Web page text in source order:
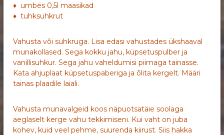
♦ umbes 0,5l maasikad
♦ tuhksuhkrut
Vahusta või suhkruga. Lisa edasi vahustades ükshaaval
munakollased. Sega kokku jahu, küpsetuspulber ja
vanillisuhkur. Sega jahu vaheldumisi piimaga tainasse.
Kata ahjuplaat küpsetuspaberiga ja õlita kergelt. Määri
tainas plaadile laiali.
Vahusta munavalgeid koos näpuotsatäie soolaga
aeglaselt kerge vahu tekkimiseni. Kui vaht on juba
kohev, kuid veel pehme, suurenda kiirust. Siis hakka